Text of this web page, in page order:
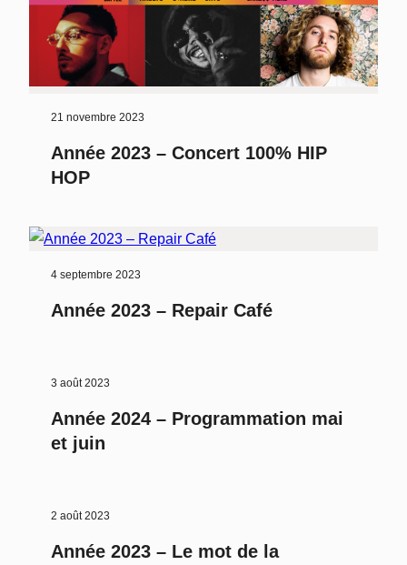
21 novembre 2023
Année 2023 – Concert 100% HIP
HOP
4 septembre 2023
Année 2023 – Repair Café
3 août 2023
Année 2024 – Programmation mai
et juin
2 août 2023
Année 2023 – Le mot de la